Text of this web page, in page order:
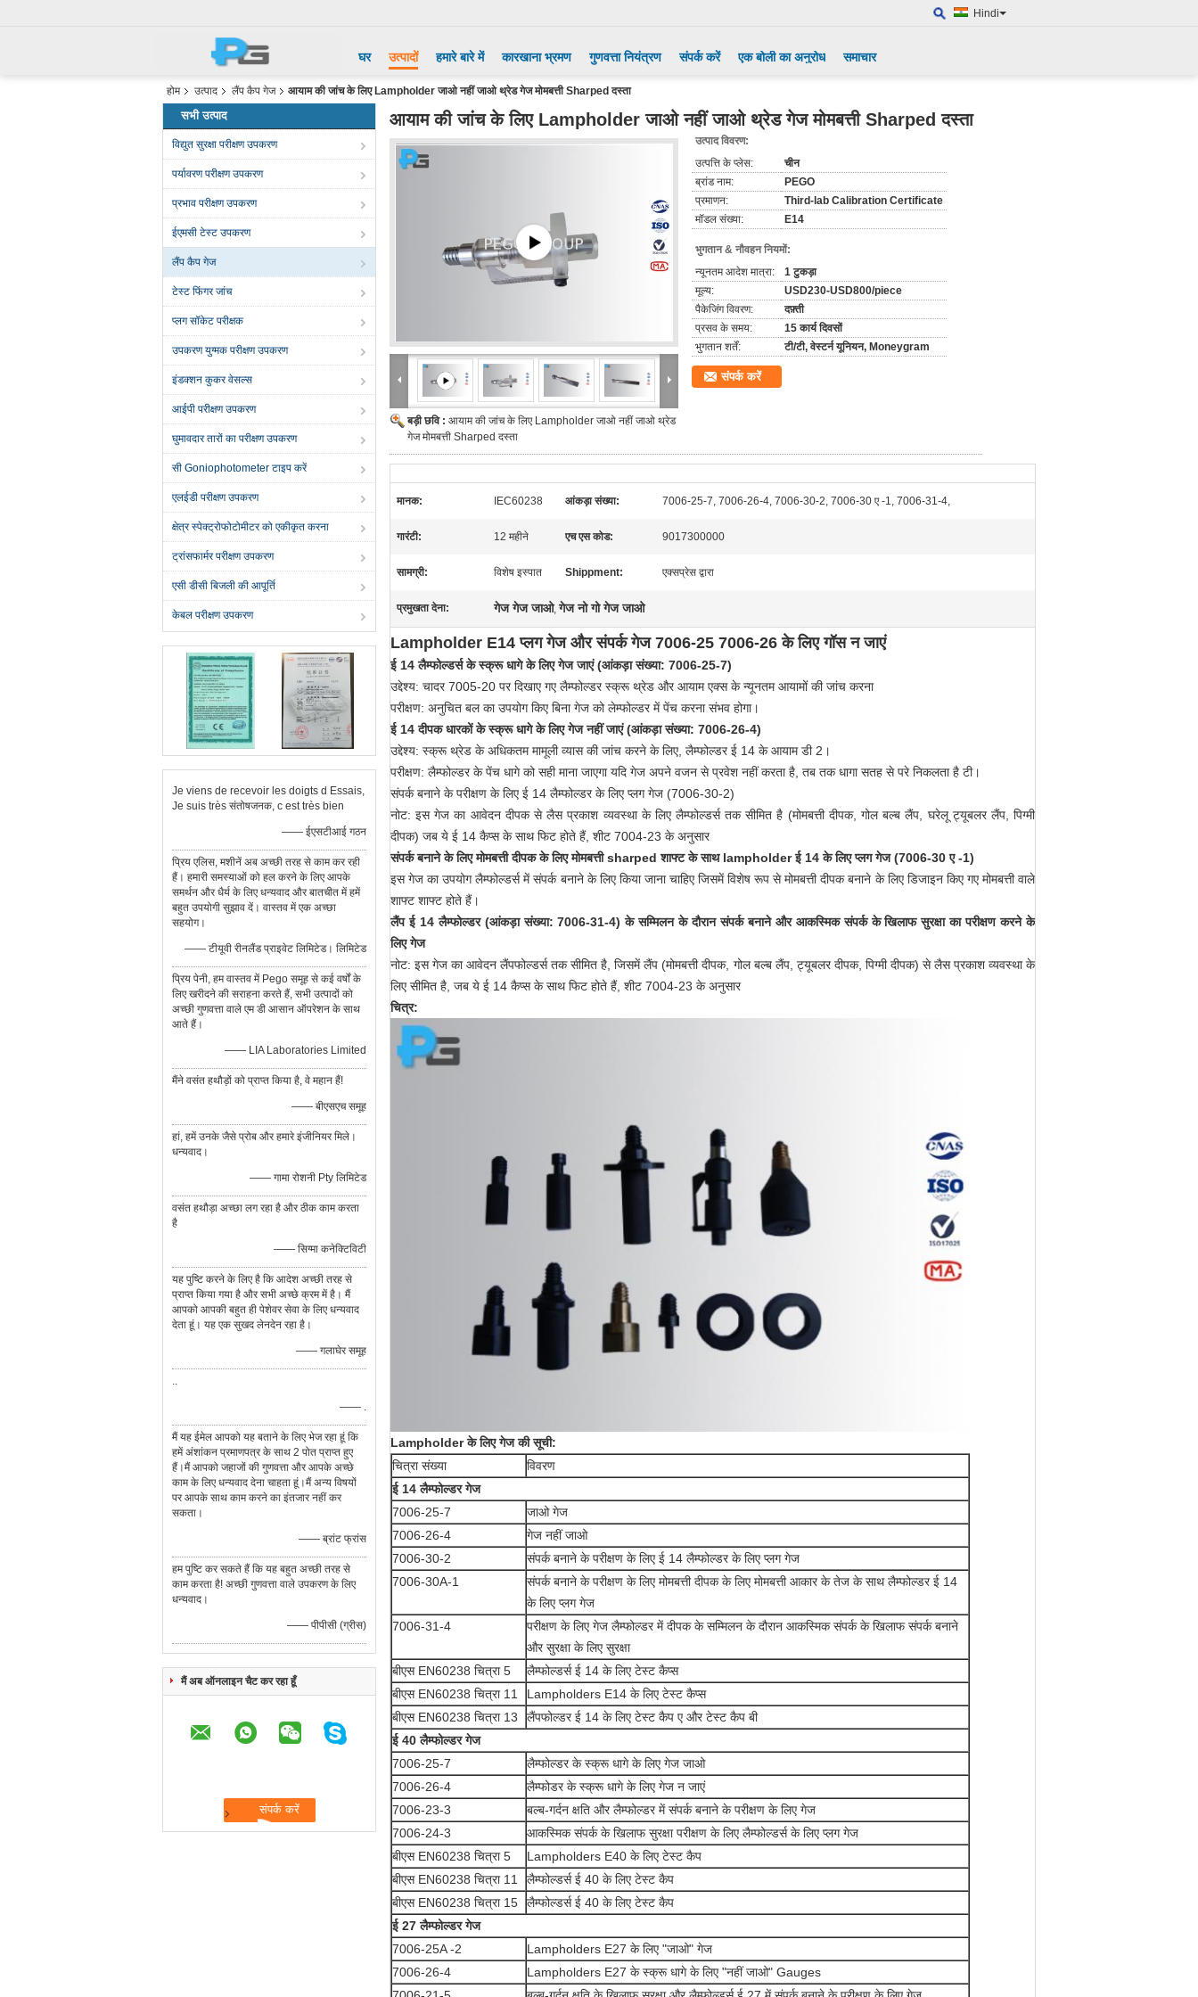
Hindi
घर उत्पादों हमारे बारे में कारखाना भ्रमण गुणवत्ता नियंत्रण संपर्क करें एक बोली का अनुरोध समाचार
होम उत्पाद लैंप कैप गेज आयाम की जांच के लिए Lampholder जाओ नहीं जाओ थ्रेड गेज मोमबत्ती Sharped दस्ता
सभी उत्पाद
विद्युत सुरक्षा परीक्षण उपकरण
पर्यावरण परीक्षण उपकरण
प्रभाव परीक्षण उपकरण
ईएमसी टेस्ट उपकरण
लैंप कैप गेज
टेस्ट फिंगर जांच
प्लग सॉकेट परीक्षक
उपकरण युग्मक परीक्षण उपकरण
इंडक्शन कुकर वेसल्स
आईपी ​​परीक्षण उपकरण
घुमावदार तारों का परीक्षण उपकरण
सी Goniophotometer टाइप करें
एलईडी परीक्षण उपकरण
क्षेत्र स्पेक्ट्रोफोटोमीटर को एकीकृत करना
ट्रांसफार्मर परीक्षण उपकरण
एसी डीसी बिजली की आपूर्ति
केबल परीक्षण उपकरण
Je viens de recevoir les doigts d Essais,
Je suis très संतोषजनक, c est très bien
—— ईएसटीआई गठन
प्रिय एलिस, मशीनें अब अच्छी तरह से काम कर रही
हैं। हमारी समस्याओं को हल करने के लिए आपके
समर्थन और धैर्य के लिए धन्यवाद और बातचीत में हमें
बहुत उपयोगी सुझाव दें। वास्तव में एक अच्छा
सहयोग।
—— टीयूवी रीनलैंड प्राइवेट लिमिटेड। लिमिटेड
प्रिय पेनी, हम वास्तव में Pego समूह से कई वर्षों के
लिए खरीदने की सराहना करते हैं, सभी उत्पादों को
अच्छी गुणवत्ता वाले एम डी आसान ऑपरेशन के साथ
आते हैं।
—— LIA Laboratories Limited
मैंने वसंत हथौड़ों को प्राप्त किया है, वे महान हैं!
—— बीएसएच समूह
हां, हमें उनके जैसे प्रोब और हमारे इंजीनियर मिले।
धन्यवाद।
—— गामा रोशनी Pty लिमिटेड
वसंत हथौड़ा अच्छा लग रहा है और ठीक काम करता
है
—— सिग्मा कनेक्टिविटी
यह पुष्टि करने के लिए है कि आदेश अच्छी तरह से
प्राप्त किया गया है और सभी अच्छे क्रम में है। मैं
आपको आपकी बहुत ही पेशेवर सेवा के लिए धन्यवाद
देता हूं। यह एक सुखद लेनदेन रहा है।
—— गलाघेर समूह
..
—— .
मैं यह ईमेल आपको यह बताने के लिए भेज रहा हूं कि
हमें अंशांकन प्रमाणपत्र के साथ 2 पोत प्राप्त हुए
हैं।मैं आपको जहाजों की गुणवत्ता और आपके अच्छे
काम के लिए धन्यवाद देना चाहता हूं।मैं अन्य विषयों
पर आपके साथ काम करने का इंतजार नहीं कर
सकता।
—— ब्रांट फ्रांस
हम पुष्टि कर सकते हैं कि यह बहुत अच्छी तरह से
काम करता है! अच्छी गुणवत्ता वाले उपकरण के लिए
धन्यवाद।
—— पीपीसी (ग्रीस)
मैं अब ऑनलाइन चैट कर रहा हूँ
आयाम की जांच के लिए Lampholder जाओ नहीं जाओ थ्रेड गेज मोमबत्ती Sharped दस्ता
बड़ी छवि : आयाम की जांच के लिए Lampholder जाओ नहीं जाओ थ्रेड
गेज मोमबत्ती Sharped दस्ता
उत्पाद विवरण:
उत्पत्ति के प्लेस:
चीन
ब्रांड नाम:
PEGO
प्रमाणन:
Third-lab Calibration Certificate
मॉडल संख्या:
E14
भुगतान & नौवहन नियमों:
न्यूनतम आदेश मात्रा:
1 टुकड़ा
मूल्य:
USD230-USD800/piece
पैकेजिंग विवरण:
दफ़्ती
प्रसव के समय:
15 कार्य दिवसों
भुगतान शर्तें:
टी/टी, वेस्टर्न यूनियन, Moneygram
संपर्क करें
मानक: IEC60238 आंकड़ा संख्या: 7006-25-7, 7006-26-4, 7006-30-2, 7006-30 ए -1, 7006-31-4,
गारंटी: 12 महीने एच एस कोड: 9017300000
सामग्री: विशेष इस्पात Shippment: एक्सप्रेस द्वारा
प्रमुखता देना: गेज गेज जाओ,गेज नो गो गेज जाओ
Lampholder E14 प्लग गेज और संपर्क गेज 7006-25 7006-26 के लिए गॉस न जाएं
ई 14 लैम्फोल्डर्स के स्क्रू धागे के लिए गेज जाएं (आंकड़ा संख्या: 7006-25-7)
उद्देश्य: चादर 7005-20 पर दिखाए गए लैम्फोल्डर स्क्रू थ्रेड और आयाम एक्स के न्यूनतम आयामों की जांच करना
परीक्षण: अनुचित बल का उपयोग किए बिना गेज को लेम्फोल्डर में पेंच करना संभव होगा।
ई 14 दीपक धारकों के स्क्रू धागे के लिए गेज नहीं जाएं (आंकड़ा संख्या: 7006-26-4)
उद्देश्य: स्क्रू थ्रेड के अधिकतम मामूली व्यास की जांच करने के लिए, लैम्फोल्डर ई 14 के आयाम डी 2।
परीक्षण: लैम्फोल्डर के पेंच धागे को सही माना जाएगा यदि गेज अपने वजन से प्रवेश नहीं करता है, तब तक धागा सतह से परे निकलता है टी।
संपर्क बनाने के परीक्षण के लिए ई 14 लैम्फोल्डर के लिए प्लग गेज (7006-30-2)
नोट: इस गेज का आवेदन दीपक से लैस प्रकाश व्यवस्था के लिए लैम्फोल्डर्स तक सीमित है (मोमबत्ती दीपक, गोल बल्ब लैंप, घरेलू ट्यूबलर लैंप, पिग्मी
दीपक) जब ये ई 14 कैप्स के साथ फिट होते हैं, शीट 7004-23 के अनुसार
संपर्क बनाने के लिए मोमबत्ती दीपक के लिए मोमबत्ती sharped शाफ्ट के साथ lampholder ई 14 के लिए प्लग गेज (7006-30 ए -1)
इस गेज का उपयोग लैम्फोल्डर्स में संपर्क बनाने के लिए किया जाना चाहिए जिसमें विशेष रूप से मोमबत्ती दीपक बनाने के लिए डिजाइन किए गए मोमबत्ती वाले
शाफ्ट शाफ्ट होते हैं।
लैंप ई 14 लैम्फोल्डर (आंकड़ा संख्या: 7006-31-4) के सम्मिलन के दौरान संपर्क बनाने और आकस्मिक संपर्क के खिलाफ सुरक्षा का परीक्षण करने के
लिए गेज
नोट: इस गेज का आवेदन लैंपफोल्डर्स तक सीमित है, जिसमें लैंप (मोमबत्ती दीपक, गोल बल्ब लैंप, ट्यूबलर दीपक, पिग्मी दीपक) से लैस प्रकाश व्यवस्था के
लिए सीमित है, जब ये ई 14 कैप्स के साथ फिट होते हैं, शीट 7004-23 के अनुसार
चित्र:
Lampholder के लिए गेज की सूची:
चित्रा संख्या
विवरण
ई 14 लैम्फोल्डर गेज
7006-25-7
जाओ गेज
7006-26-4
गेज नहीं जाओ
7006-30-2
संपर्क बनाने के परीक्षण के लिए ई 14 लैम्फोल्डर के लिए प्लग गेज
7006-30A-1
संपर्क बनाने के परीक्षण के लिए मोमबत्ती दीपक के लिए मोमबत्ती आकार के तेज के साथ लैम्फोल्डर ई 14
के लिए प्लग गेज
7006-31-4
परीक्षण के लिए गेज लैम्फोल्डर में दीपक के सम्मिलन के दौरान आकस्मिक संपर्क के खिलाफ संपर्क बनाने
और सुरक्षा के लिए सुरक्षा
बीएस EN60238 चित्रा 5
लैम्फोल्डर्स ई 14 के लिए टेस्ट कैप्स
बीएस EN60238 चित्रा 11
Lampholders E14 के लिए टेस्ट कैप्स
बीएस EN60238 चित्रा 13
लैंपफोल्डर ई 14 के लिए टेस्ट कैप ए और टेस्ट कैप बी
ई 40 लैम्फोल्डर गेज
7006-25-7
लैम्फोल्डर के स्क्रू धागे के लिए गेज जाओ
7006-26-4
लैम्फोडर के स्क्रू धागे के लिए गेज न जाएं
7006-23-3
बल्ब-गर्दन क्षति और लैम्फोल्डर में संपर्क बनाने के परीक्षण के लिए गेज
7006-24-3
आकस्मिक संपर्क के खिलाफ सुरक्षा परीक्षण के लिए लैम्फोल्डर्स के लिए प्लग गेज
बीएस EN60238 चित्रा 5
Lampholders E40 के लिए टेस्ट कैप
बीएस EN60238 चित्रा 11
लैम्फोल्डर्स ई 40 के लिए टेस्ट कैप
बीएस EN60238 चित्रा 15
लैम्फोल्डर्स ई 40 के लिए टेस्ट कैप
ई 27 लैम्फोल्डर गेज
7006-25A -2
Lampholders E27 के लिए "जाओ" गेज
7006-26-4
Lampholders E27 के स्क्रू धागे के लिए "नहीं जाओ" Gauges